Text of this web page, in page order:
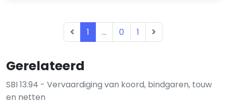
Gerelateerd
SBI 13.94 - Vervaardiging van koord, bindgaren, touw
en netten
1 ... 0 1